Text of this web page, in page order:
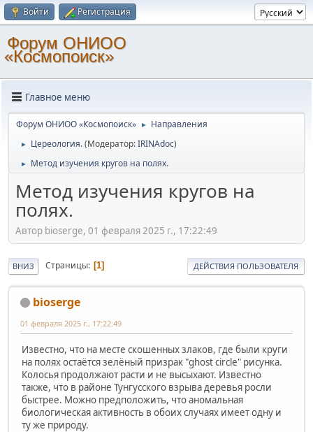
Войти Регистрация
Форум ОНИОО
«Космопоиск»
Главное меню
Форум ОНИОО «Космопоиск» ► Направления
► Цереология.(Модератор:IRINAdoc)
► Метод изучения кругов на полях.
Метод изучения кругов на
полях.
Автор bioserge, 01 февраля 2025 г., 17:22:49
ВНИЗ Страницы 1 ДЕЙСТВИЯ ПОЛЬЗОВАТЕЛЯ
bioserge
01 февраля 2025 г., 17:22:49
Известно, что на месте скошенных злаков, где были круги
на полях остаётся зелёный призрак "ghost circle" рисунка.
Колосья продолжают расти и не высыхают. Известно
также, что в районе Тунгусского взрыва деревья росли
быстрее. Можно предположить, что аномальная
биологическая активность в обоих случаях имеет одну и
ту же природу.